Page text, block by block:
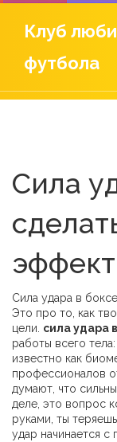
Клуб
футбола
Сила
Сила удара в
Это про то, как
цели. сила удара
работы всего
известно как
профессионалов
думают, что
деле, это вопрос
руками, ты
удар начинается с